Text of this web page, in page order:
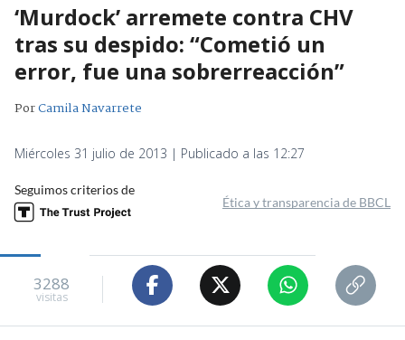
‘Murdock’ arremete contra CHV
tras su despido: “Cometió un
error, fue una sobrerreacción”
PorCamila Navarrete
Miércoles 31 julio de 2013 | Publicado a las 12:27
Seguimos criterios de
Ética y transparencia de BBCL
3288
visitas